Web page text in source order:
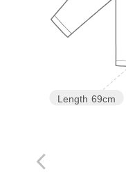
Length 69cm